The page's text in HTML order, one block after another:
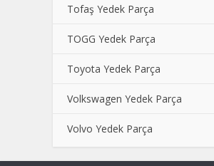
Tofaş Yedek Parça
TOGG Yedek Parça
Toyota Yedek Parça
Volkswagen Yedek Parça
Volvo Yedek Parça